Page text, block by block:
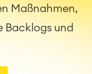
Maßnahmen,
Backlogs und